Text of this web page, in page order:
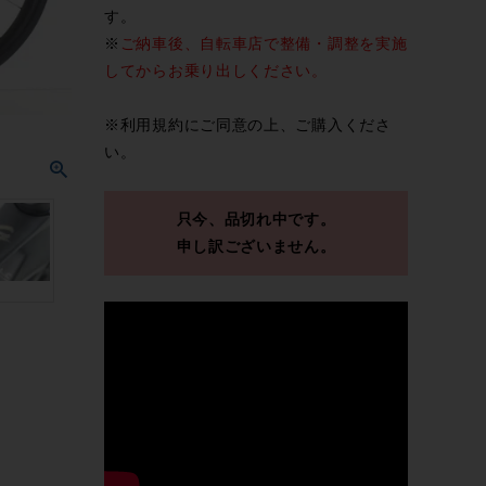
す。
※ ご納車後、自転車店で整備・調整を実施
してからお乗り出しください。
※利用規約にご同意の上、ご購入くださ
い。
只今、品切れ中です。
申し訳ございません。